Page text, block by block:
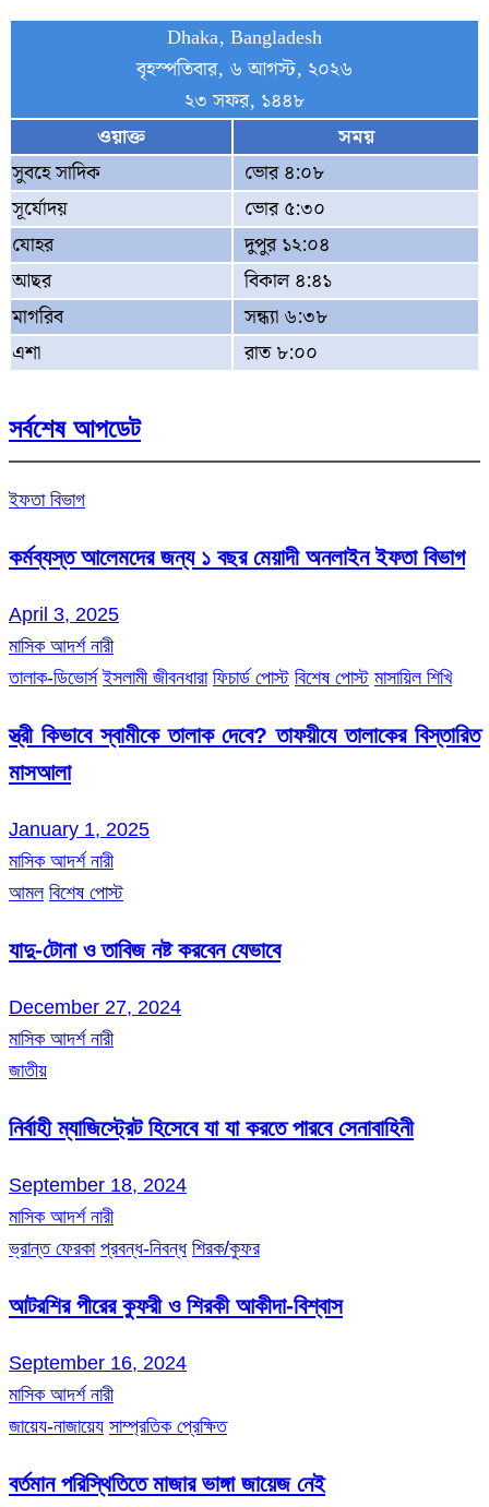
Dhaka, Bangladesh
বৃহস্পতিবার, ৬ আগস্ট, ২০২৬
২৩ সফর, ১৪৪৮
ওয়াক্ত
সময়
সুবহে সাদিক
ভোর ৪:০৮
সূর্যোদয়
ভোর ৫:৩০
যোহর
দুপুর ১২:০৪
আছর
বিকাল ৪:৪১
মাগরিব
সন্ধ্যা ৬:৩৮
এশা
রাত ৮:০০
সর্বশেষ আপডেট
ইফতা বিভাগ
কর্মব্যস্ত আলেমদের জন্য ১ বছর মেয়াদী অনলাইন ইফতা বিভাগ
April 3, 2025
মাসিক আদর্শ নারী
তালাক-ডিভোর্স ইসলামী জীবনধারা ফিচার্ড পোস্ট বিশেষ পোস্ট মাসায়িল শিখি
স্ত্রী কিভাবে স্বামীকে তালাক দেবে? তাফয়ীযে তালাকের বিস্তারিত
মাসআলা
January 1, 2025
মাসিক আদর্শ নারী
আমল বিশেষ পোস্ট
যাদু-টোনা ও তাবিজ নষ্ট করবেন যেভাবে
December 27, 2024
মাসিক আদর্শ নারী
জাতীয়
নির্বাহী ম্যাজিস্ট্রেট হিসেবে যা যা করতে পারবে সেনাবাহিনী
September 18, 2024
মাসিক আদর্শ নারী
ভ্রান্ত ফেরকা প্রবন্ধ-নিবন্ধ শিরক/কুফর
আটরশির পীরের কুফরী ও শিরকী আকীদা-বিশ্বাস
September 16, 2024
মাসিক আদর্শ নারী
জায়েয-নাজায়েয সাম্প্রতিক প্রেক্ষিত
বর্তমান পরিস্থিতিতে মাজার ভাঙ্গা জায়েজ নেই